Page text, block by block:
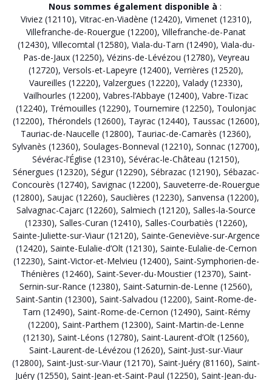
Nous sommes également disponible à :
Viviez (12110), Vitrac-en-Viadène (12420), Vimenet (12310),
Villefranche-de-Rouergue (12200), Villefranche-de-Panat
(12430), Villecomtal (12580), Viala-du-Tarn (12490), Viala-du-
Pas-de-Jaux (12250), Vézins-de-Lévézou (12780), Veyreau
(12720), Versols-et-Lapeyre (12400), Verrières (12520),
Vaureilles (12220), Valzergues (12220), Valady (12330),
Vailhourles (12200), Vabres-l’Abbaye (12400), Vabre-Tizac
(12240), Trémouilles (12290), Tournemire (12250), Toulonjac
(12200), Thérondels (12600), Tayrac (12440), Taussac (12600),
Tauriac-de-Naucelle (12800), Tauriac-de-Camarès (12360),
Sylvanès (12360), Soulages-Bonneval (12210), Sonnac (12700),
Sévérac-l’Église (12310), Sévérac-le-Château (12150),
Sénergues (12320), Ségur (12290), Sébrazac (12190), Sébazac-
Concourès (12740), Savignac (12200), Sauveterre-de-Rouergue
(12800), Saujac (12260), Sauclières (12230), Sanvensa (12200),
Salvagnac-Cajarc (12260), Salmiech (12120), Salles-la-Source
(12330), Salles-Curan (12410), Salles-Courbatiès (12260),
Sainte-Juliette-sur-Viaur (12120), Sainte-Geneviève-sur-Argence
(12420), Sainte-Eulalie-d’Olt (12130), Sainte-Eulalie-de-Cernon
(12230), Saint-Victor-et-Melvieu (12400), Saint-Symphorien-de-
Thénières (12460), Saint-Sever-du-Moustier (12370), Saint-
Sernin-sur-Rance (12380), Saint-Saturnin-de-Lenne (12560),
Saint-Santin (12300), Saint-Salvadou (12200), Saint-Rome-de-
Tarn (12490), Saint-Rome-de-Cernon (12490), Saint-Rémy
(12200), Saint-Parthem (12300), Saint-Martin-de-Lenne
(12130), Saint-Léons (12780), Saint-Laurent-d’Olt (12560),
Saint-Laurent-de-Lévézou (12620), Saint-Just-sur-Viaur
(12800), Saint-Just-sur-Viaur (12170), Saint-Juéry (81160), Saint-
Juéry (12550), Saint-Jean-et-Saint-Paul (12250), Saint-Jean-du-